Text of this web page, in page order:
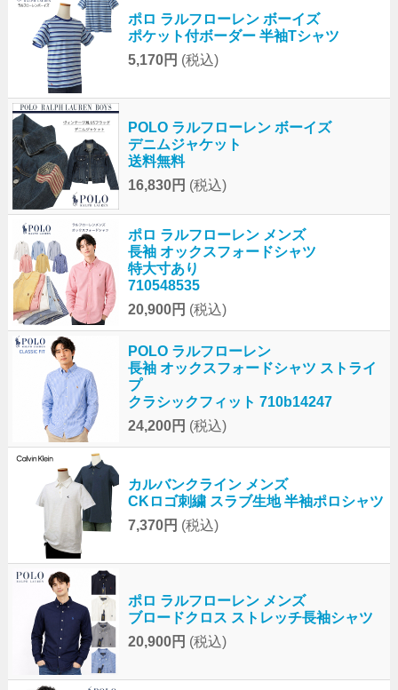
ポロ ラルフローレン ボーイズ
ポケット付ボーダー 半袖Tシャツ
5,170円 (税込)
POLO ラルフローレン ボーイズ
デニムジャケット
送料無料
16,830円 (税込)
ポロ ラルフローレン メンズ
長袖 オックスフォードシャツ
特大寸あり
710548535
20,900円 (税込)
POLO ラルフローレン
長袖 オックスフォードシャツ ストライ
プ
クラシックフィット 710b14247
24,200円 (税込)
カルバンクライン メンズ
CKロゴ刺繍 スラブ生地 半袖ポロシャツ
7,370円 (税込)
ポロ ラルフローレン メンズ
ブロードクロス ストレッチ長袖シャツ
20,900円 (税込)